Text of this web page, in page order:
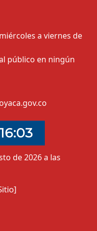
a viernes de
público en ningún
de 2026 a las